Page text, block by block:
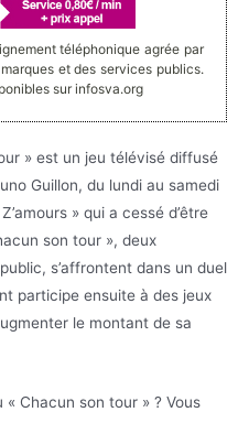
téléphonique agrée par
et des services publics.
sur infosva.org
» est un jeu télévisé diffusé
Guillon, du lundi au samedi
» qui a cessé d’être
son tour », deux
s’affrontent dans un duel
participe ensuite à des jeux
le montant de sa
Chacun son tour » ? Vous